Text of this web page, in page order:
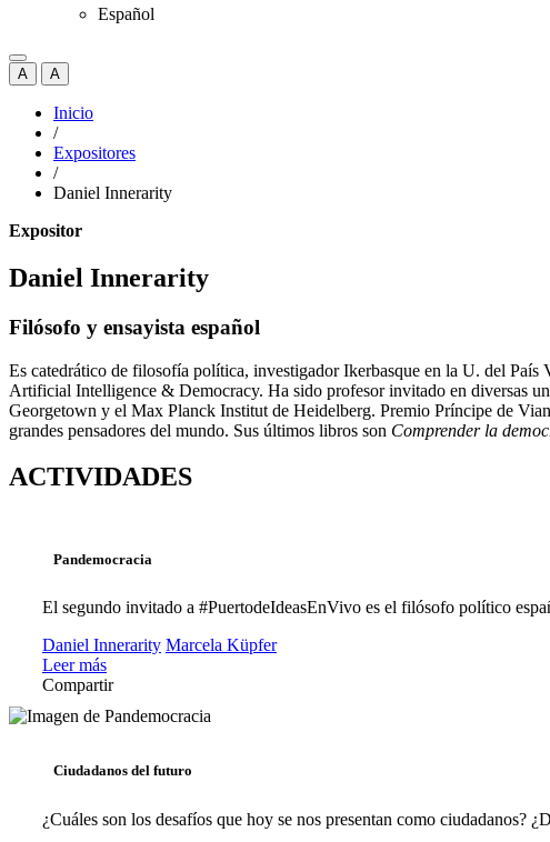
Español
A A
Inicio
/
Expositores
/
Daniel Innerarity
Expositor
Daniel Innerarity
Filósofo y ensayista español
Es catedrático de filosofía política, investigador Ikerbasque en la U. del
Artificial Intelligence & Democracy. Ha sido profesor invitado en diversas
Georgetown y el Max Planck Institut de Heidelberg. Premio Príncipe de
grandes pensadores del mundo. Sus últimos libros son Comprender la
ACTIVIDADES
Pandemocracia
El segundo invitado a #PuertodeIdeasEnVivo es el filósofo político
Daniel Innerarity Marcela Küpfer
Leer más
Compartir
Ciudadanos del futuro
¿Cuáles son los desafíos que hoy se nos presentan como ciudadanos?